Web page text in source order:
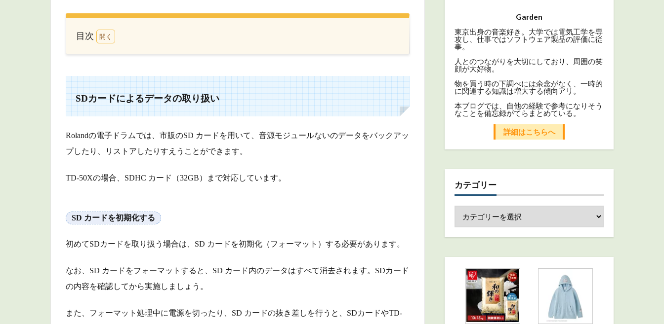
目次
カ
ー
ド
に
る
ー
の
扱
い
1.1
期化
2
SDカードによるデータの取り扱い
Rolandの電子ドラムでは、市販のSD カードを用いて、音源モジュールないのデータをバックアッ
プしたり、リストアしたりすえうことができます。
TD-50Xの場合、SDHC カード（32GB）まで対応しています。
SD カードを初期化する
初めてSDカードを取り扱う場合は、SD カードを初期化（フォーマット）する必要があります。
なお、SD カードをフォーマットすると、SD カード内のデータはすべて消去されます。SDカード
の内容を確認してから実施しましょう。
また、フォーマット処理中に電源を切ったり、SD カードの抜き差しを行うと、SDカードやTD-
Garden
東京出身の音楽好き。大学では電気工学を専
攻し、仕事ではソフトウェア製品の評価に従
事。
人とのつながりを大切にしており、周囲の笑
顔が大好物。
物を買う時の下調べには余念がなく、一時的
に関連する知識は増大する傾向アリ。
本ブログでは、自他の経験で参考になりそう
なことを備忘録がてらまとめている。
詳細はこちらへ
カテゴリー